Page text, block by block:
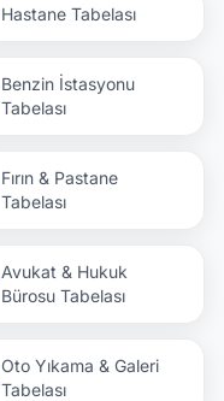
Hastane Tabelası
Benzin İstasyonu
Tabelası
Fırın & Pastane
Tabelası
Avukat & Hukuk
Bürosu Tabelası
Oto Yıkama & Galeri
Tabelası